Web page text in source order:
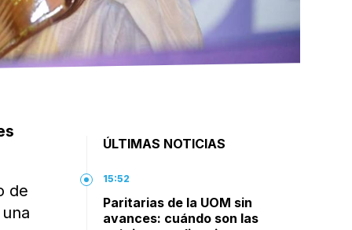
de
ÚLTIMAS NOTICIAS
15:52
Paritarias de la UOM sin
avances: cuándo son las